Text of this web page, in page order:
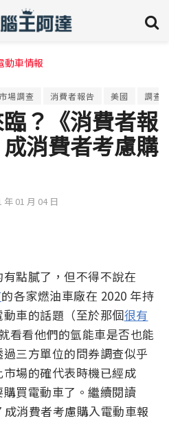
動車情報
市場調查 消費者報告 美國 調查
？《消費者報
消費者考慮購
年 01 月 04 日
點膩了，但不得不說在
的各家燃油車廠在 2020 年持
車的話題（至於那個很有
看看他們的氫能車是否也能
三方單位的問券調查似乎
場的確代表時機已經成
買電動車了。繼續閱讀
成消費者考慮購入電動車報